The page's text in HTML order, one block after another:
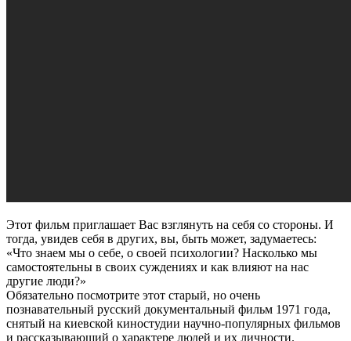
Этот фильм приглашает Вас взглянуть на себя со стороны. И
тогда, увидев себя в других, вы, быть может, задумаетесь:
«Что знаем мы о себе, о своей психологии? Насколько мы
самостоятельны в своих суждениях и как влияют на нас
другие люди?»
Обязательно посмотрите этот старый, но очень
познавательный русский документальный фильм 1971 года,
снятый на киевской киностудии научно-популярных фильмов
и рассказывающий о характере людей и их личности.